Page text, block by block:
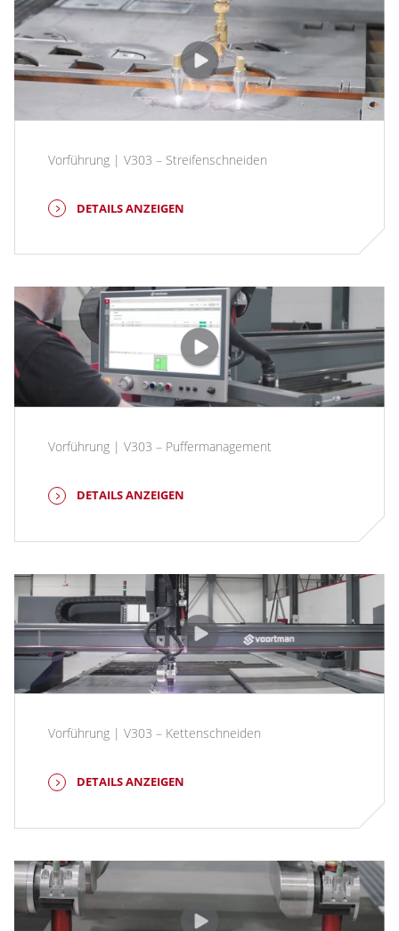
Vorführung | V303 – Streifenschneiden
DETAILS ANZEIGEN
Vorführung | V303 – Puffermanagement
DETAILS ANZEIGEN
Vorführung | V303 – Kettenschneiden
DETAILS ANZEIGEN